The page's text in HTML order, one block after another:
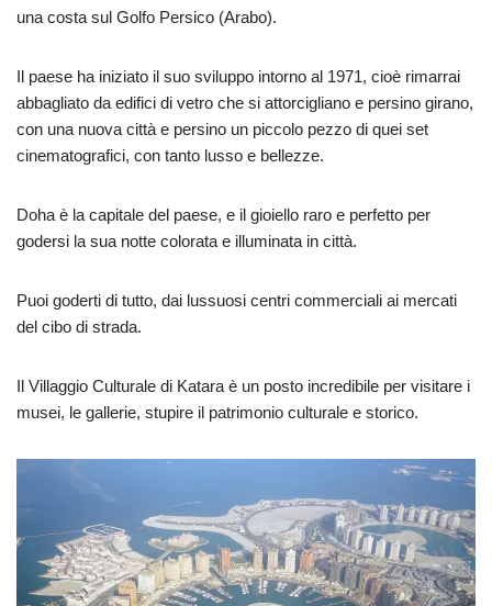
una costa sul Golfo Persico (Arabo).
Il paese ha iniziato il suo sviluppo intorno al 1971, cioè rimarrai
abbagliato da edifici di vetro che si attorcigliano e persino girano,
con una nuova città e persino un piccolo pezzo di quei set
cinematografici, con tanto lusso e bellezze.
Doha è la capitale del paese, e il gioiello raro e perfetto per
godersi la sua notte colorata e illuminata in città.
Puoi goderti di tutto, dai lussuosi centri commerciali ai mercati
del cibo di strada.
Il Villaggio Culturale di Katara è un posto incredibile per visitare i
musei, le gallerie, stupire il patrimonio culturale e storico.